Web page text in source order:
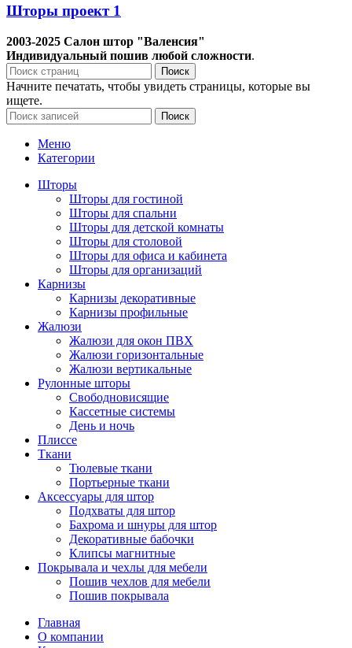
Шторы проект 1
2003-2025 Салон штор "Валенсия"
Индивидуальный пошив любой сложности.
Поиск
Начните печатать, чтобы увидеть страницы, которые вы
ищете.
Поиск
Меню
Категории
Шторы
Шторы для гостиной
Шторы для спальни
Шторы для детской комнаты
Шторы для столовой
Шторы для офиса и кабинета
Шторы для организаций
Карнизы
Карнизы декоративные
Карнизы профильные
Жалюзи
Жалюзи для окон ПВХ
Жалюзи горизонтальные
Жалюзи вертикальные
Рулонные шторы
Свободновисящие
Кассетные системы
День и ночь
Плиссе
Ткани
Тюлевые ткани
Портьерные ткани
Аксессуары для штор
Подхваты для штор
Бахрома и шнуры для штор
Декоративные бабочки
Клипсы магнитные
Покрывала и чехлы для мебели
Пошив чехлов для мебели
Пошив покрывала
Главная
О компании